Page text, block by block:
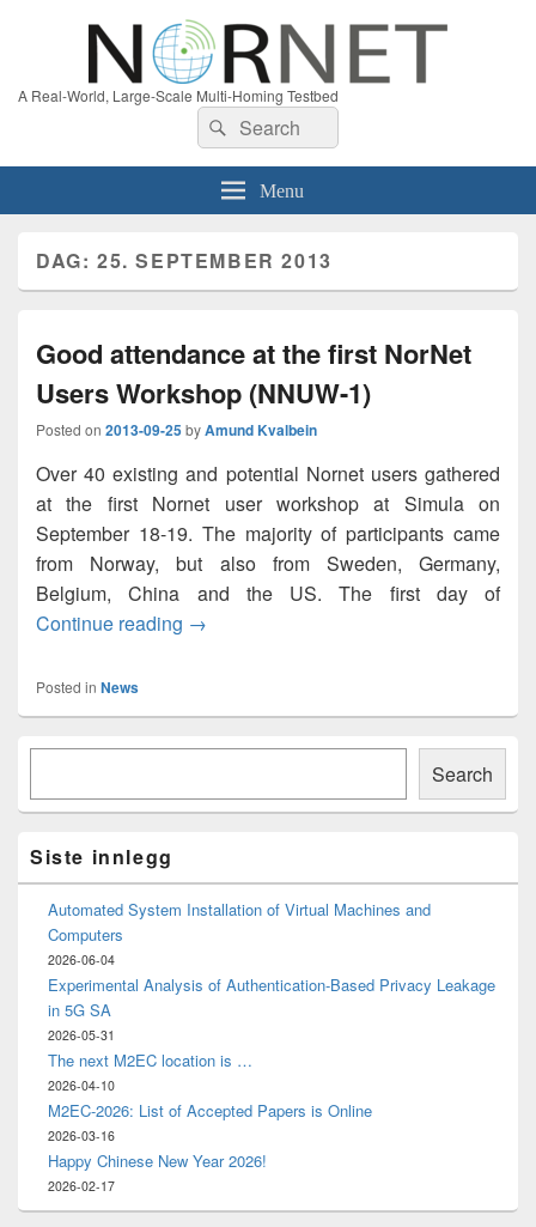
A Real-World, Large-Scale Multi-Homing Testbed
Search
for:
Search
Menu
DAG: 25. SEPTEMBER 2013
Good attendance at the first NorNet
Users Workshop (NNUW-1)
Posted on 2013-09-25byAmund Kvalbein
Over 40 existing and potential Nornet users gathered
at the first Nornet user workshop at Simula on
September 18-19. The majority of participants came
from Norway, but also from Sweden, Germany,
Belgium, China and the US. The first day of
Continue reading Good attendance at the first NorNet
→
Posted in News
Primary
Area
Search
Siste innlegg
Automated System Installation of Virtual Machines and
Computers
2026-06-04
Experimental Analysis of Authentication-Based Privacy Leakage
in 5G SA
2026-05-31
The next M2EC location is …
2026-04-10
M2EC-2026: List of Accepted Papers is Online
2026-03-16
Happy Chinese New Year 2026!
2026-02-17